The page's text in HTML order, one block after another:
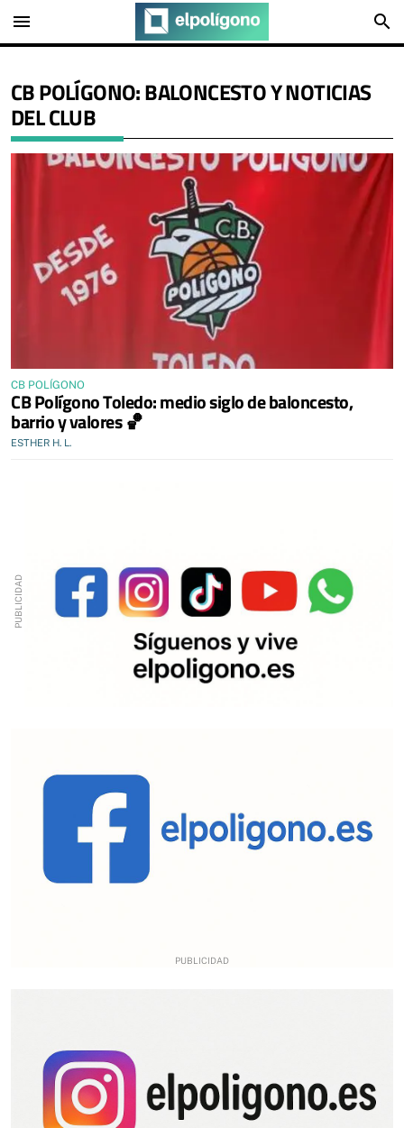
menu search
CB POLÍGONO: BALONCESTO Y NOTICIAS
DEL CLUB
CB POLÍGONO
CB Polígono Toledo: medio siglo de baloncesto,
barrio y valores 🏀
ESTHER H. L.